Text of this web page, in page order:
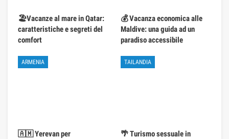
🏖️Vacanze al mare in Qatar:
caratteristiche e segreti del
comfort
💰 Vacanza economica alle
Maldive: una guida ad un
paradiso accessibile
ARMENIA
🇦🇲 Yerevan per
TAILANDIA
🌴 Turismo sessuale in